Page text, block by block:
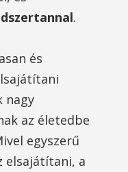
.
és
nagy
az életedbe
egyszerű
elsajátítani, a